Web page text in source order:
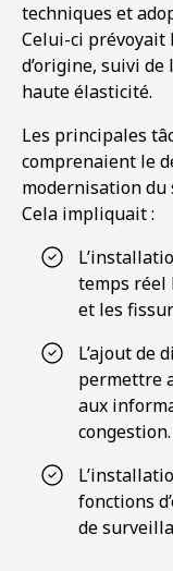
techniques et
Celui-ci prévoyait
d’origine, suivi de
haute élasticité.
Les principales
comprenaient le
modernisation
Cela impliquait :
temps réel
et les
L’ajout de
permettre
aux
congestion.
fonctions
de